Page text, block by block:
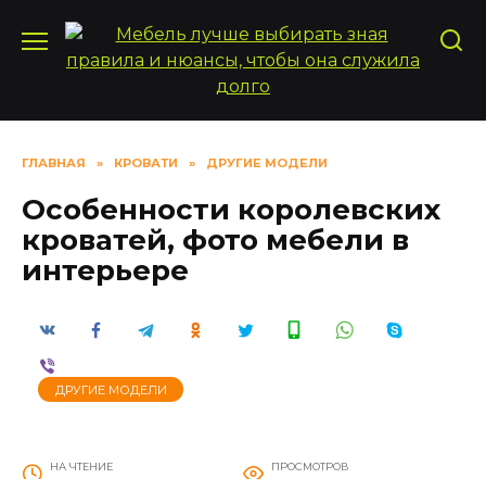
содержанию
ГЛАВНАЯ » КРОВАТИ » ДРУГИЕ МОДЕЛИ
Особенности королевских
кроватей, фото мебели в
интерьере
ДРУГИЕ МОДЕЛИ
НА ЧТЕНИЕ ПРОСМОТРОВ